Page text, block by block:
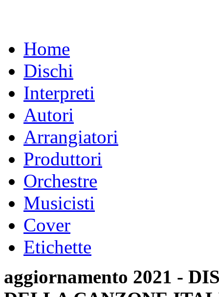
Home
Dischi
Interpreti
Autori
Arrangiatori
Produttori
Orchestre
Musicisti
Cover
Etichette
aggiornamento 2021 -